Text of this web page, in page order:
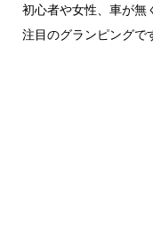
初心者や女性、車が無
注目のグランピングで